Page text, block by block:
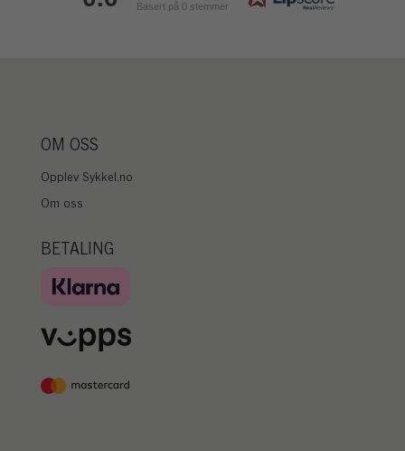
Basert på 0 stemmer
OM OSS
Opplev Sykkel.no
Om oss
BETALING